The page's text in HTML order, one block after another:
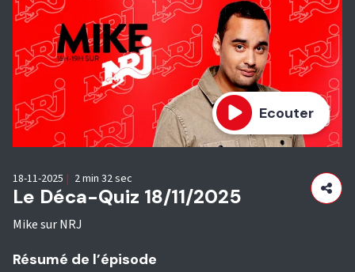
Ecouter
Le Déca-Quiz 18/11/2025
Mike sur NRJ
18-11-2025 | 2 min 32 sec
Résumé de l’épisode